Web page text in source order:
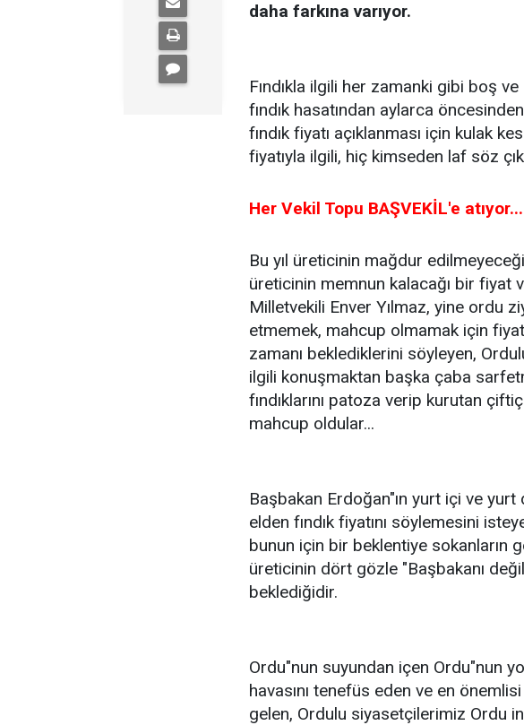
daha farkına varıyor.
Fındıkla ilgili her zamanki gibi boş
fındık hasatından aylarca
fındık fiyatı açıklanması için kulak
fiyatıyla ilgili, hiç kimseden laf söz
Her Vekil Topu BAŞVEKİL'e atıyor...
Bu yıl üreticinin mağdur
üreticinin memnun kalacağı bir fiyat
Milletvekili Enver Yılmaz, yine ordu
etmemek, mahcup olmamak için
zamanı beklediklerini söyleyen,
ilgili konuşmaktan başka çaba
fındıklarını patoza verip kurutan
mahcup oldular...
Başbakan Erdoğan"ın yurt içi ve yurt
elden fındık fiyatını söylemesini
bunun için bir beklentiye sokanların
üreticinin dört gözle "Başbakanı değil
beklediğidir.
Ordu"nun suyundan içen Ordu"nun
havasını tenefüs eden ve en
gelen, Ordulu siyasetçilerimiz Ordu